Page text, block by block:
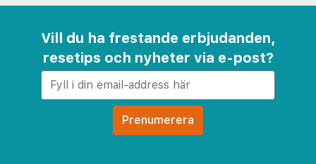
Pilsetas kanalen - 4,6 km
Town Hall - 4,6 km
Kolonna Hotel Brigita rekommenderar att du
använder flygplatsen Riga International Airport
Vill du ha frestande erbjudanden,
resetips och nyheter via e-post?